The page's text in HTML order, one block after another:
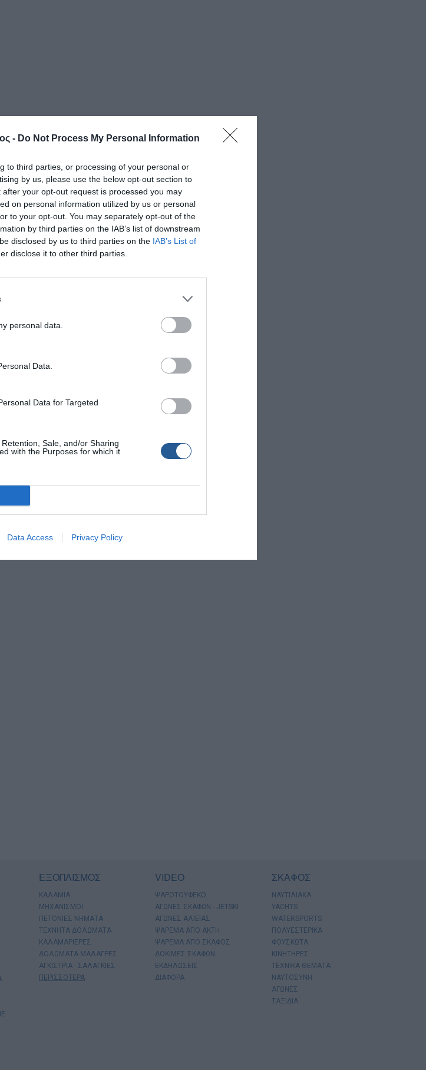
- Do Not Process My Personal Information
to third parties, or processing of your personal or
by us, please use the below opt-out section to
your opt-out request is processed you may
on personal information utilized by us or personal
to your opt-out. You may separately opt-out of the
by third parties on the IAB’s list of downstream
disclosed by us to third parties on the IAB’s List of
disclose it to other third parties.
personal data.
Data.
Data for Targeted
Sale, and/or Sharing
with the Purposes for which it
Data Access Privacy Policy
ΕΞΟΠΛΙΣΜΟΣ
ΚΑΛΑΜΙΑ
ΜΗΧΑΝΙΣΜΟΙ
ΠΕΤΟΝΙΕΣ ΝΗΜΑΤΑ
ΤΕΧΝΗΤΑ ΔΟΛΩΜΑΤΑ
ΚΑΛΑΜΑΡΙΕΡΕΣ
ΔΟΛΩΜΑΤΑ ΜΑΛΑΓΡΕΣ
ΑΓΚΙΣΤΡΙΑ - ΣΑΛΑΓΚΙΕΣ
ΠΕΡΙΣΣΟΤΕΡΑ
VIDEO
ΨΑΡΟΤΟΥΦΕΚΟ
ΑΓΩΝΕΣ ΣΚΑΦΩΝ - JETSKI
ΑΓΩΝΕΣ ΑΛΙΕΙΑΣ
ΨΑΡΕΜΑ ΑΠΟ ΑΚΤΗ
ΨΑΡΕΜΑ ΑΠΟ ΣΚΑΦΟΣ
ΔΟΚΙΜΕΣ ΣΚΑΦΩΝ
ΕΚΔΗΛΩΣΕΙΣ
ΔΙΑΦΟΡΑ
ΣΚΑΦΟΣ
ΝΑΥΤΙΛΙΑΚΑ
YACHTS
WATERSPORTS
ΠΟΛΥΕΣΤΕΡΙΚΑ
ΦΟΥΣΚΩΤΑ
ΚΙΝΗΤΗΡΕΣ
ΤΕΧΝΙΚΑ ΘΕΜΑΤΑ
ΝΑΥΤΟΣΥΝΗ
ΑΓΩΝΕΣ
ΤΑΞΙΔΙΑ